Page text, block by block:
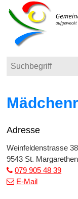
Suchbegriff
Adresse
Weinfeldenstrasse 38
9543 St. Margarethen
079 905 48 39
E-Mail